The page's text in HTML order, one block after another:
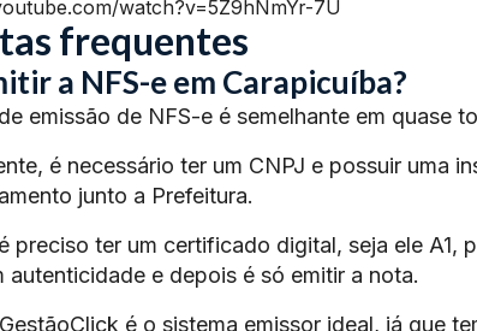
watch?v=5Z9hNmYr-7U
frequentes
a NFS-e em Carapicuíba?
emissão de NFS-e é semelhante em quase
é necessário ter um CNPJ e possuir uma
junto a Prefeitura.
preciso ter um certificado digital, seja ele A1,
autenticidade e depois é só emitir a nota.
é o sistema emissor ideal, já que